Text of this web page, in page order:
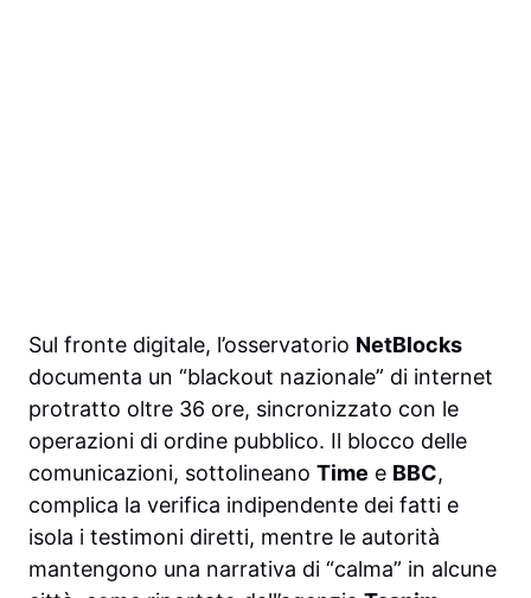
Sul fronte digitale, l’osservatorio NetBlocks
documenta un “blackout nazionale” di internet
protratto oltre 36 ore, sincronizzato con le
operazioni di ordine pubblico. Il blocco delle
comunicazioni, sottolineano Time e BBC,
complica la verifica indipendente dei fatti e
isola i testimoni diretti, mentre le autorità
mantengono una narrativa di “calma” in alcune